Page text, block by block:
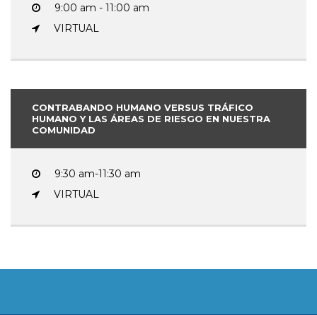
9:00 am - 11:00 am
VIRTUAL
CONTRABANDO HUMANO VERSUS TRÁFICO
HUMANO Y LAS ÁREAS DE RIESGO EN NUESTRA
COMUNIDAD
9:30 am-11:30 am
VIRTUAL